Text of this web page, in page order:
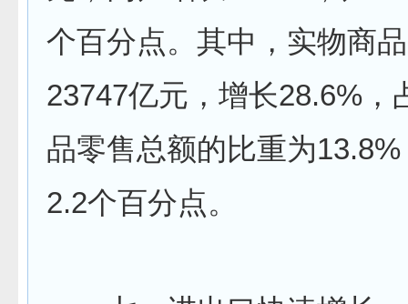
个百分点。其中，实物商
23747亿元，增长28.6%，
品零售总额的比重为
2.2个百分点。